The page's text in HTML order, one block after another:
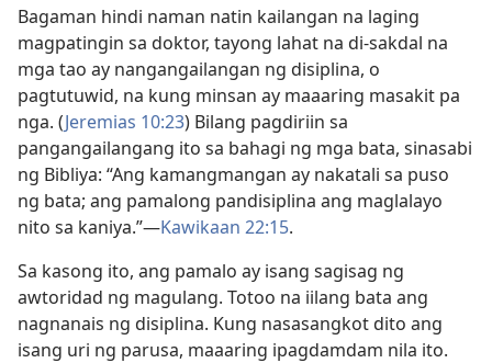
Bagaman hindi naman natin kailangan na laging
magpatingin sa doktor, tayong lahat na di-sakdal na
mga tao ay nangangailangan ng disiplina, o
pagtutuwid, na kung minsan ay maaaring masakit pa
nga. (Jeremias 10:23) Bilang pagdiriin sa
pangangailangang ito sa bahagi ng mga bata, sinasabi
ng Bibliya: “Ang kamangmangan ay nakatali sa puso
ng bata; ang pamalong pandisiplina ang maglalayo
nito sa kaniya.”​—Kawikaan 22:15.
Sa kasong ito, ang pamalo ay isang sagisag ng
awtoridad ng magulang. Totoo na iilang bata ang
nagnanais ng disiplina. Kung nasasangkot dito ang
isang uri ng parusa, maaaring ipagdamdam nila ito.